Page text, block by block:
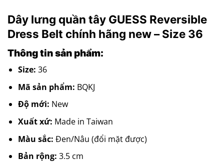
Dây lưng quần tây GUESS Reversible
Dress Belt chính hãng new – Size 36
Thông tin sản phẩm:
Size: 36
Mã sản phẩm: BQKJ
Độ mới: New
Xuất xứ: Made in Taiwan
Màu sắc: Đen/Nâu (đổi mặt được)
Bản rộng: 3.5 cm